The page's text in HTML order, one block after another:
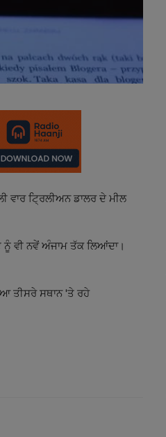
ਵਾਰ ਟ੍ਰਿਲੀਅਨ ਡਾਲਰ ਦੇ ਮੀਲ
ਨੂੰ ਵੀ ਨਵੇਂ ਅੰਜਾਮ ਤੱਕ ਲਿਆਂਦਾ।
ਤੀਸਰੇ ਸਥਾਨ 'ਤੇ ਰਹੇ